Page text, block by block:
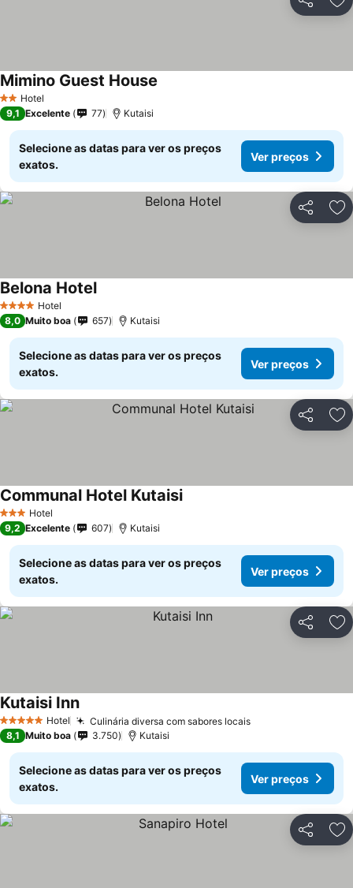
Partilhar
2 Estrelas
Hotel
Mimino Guest House
9,1 Excelente 77 Kutaisi
Selecione as datas para ver os preços
exatos.
Ver preços
Partilhar
4 EstrelasHotel
Belona Hotel
8,0 Muito boa 657 Kutaisi
Selecione as datas para ver os preços
exatos.
Ver preços
Partilhar
3 EstrelasHotel
Communal Hotel Kutaisi
9,2 Excelente 607 Kutaisi
Selecione as datas para ver os preços
exatos.
Ver preços
Partilhar
5 Estrelas Hotel Culinária diversa com sabores locais
Kutaisi Inn
8,1 Muito boa 3.750 Kutaisi
Selecione as datas para ver os preços
exatos.
Ver preços
Partilhar